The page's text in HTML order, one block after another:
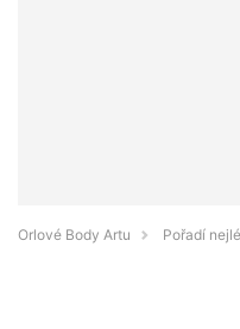
Orlové Body Artu Pořadí